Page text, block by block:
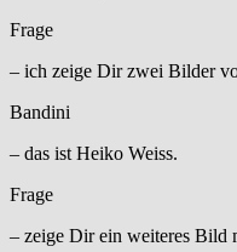
Frage
– ich zeige Dir zwei Bilder
Bandini
– das ist Heiko Weiss.
Frage
– zeige Dir ein weiteres Bild